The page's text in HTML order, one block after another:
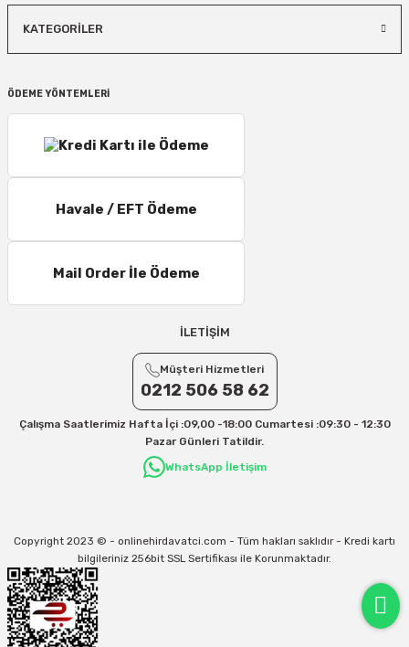
KATEGORİLER
ÖDEME YÖNTEMLERİ
Havale / EFT Ödeme
Mail Order İle Ödeme
İLETİŞİM
Müşteri Hizmetleri
0212 506 58 62
Çalışma Saatlerimiz Hafta İçi :09,00 -18:00 Cumartesi :09:30 - 12:30
Pazar Günleri Tatildir.
WhatsApp İletişim
Copyright 2023 © - onlinehirdavatci.com - Tüm hakları saklıdır - Kredi kartı
bilgileriniz 256bit SSL Sertifikası ile Korunmaktadır.